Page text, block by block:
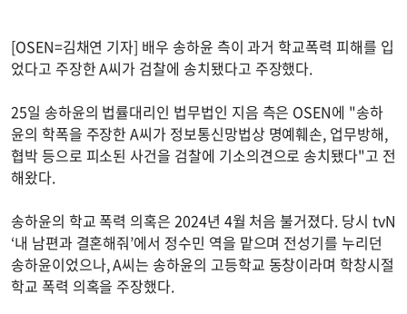
[OSEN=김채연 기자] 배우 송하윤 측이 과거 학교폭력 피해를 입
었다고 주장한 A씨가 검찰에 송치됐다고 주장했다.
25일 송하윤의 법률대리인 법무법인 지음 측은 OSEN에 "송하
윤의 학폭을 주장한 A씨가 정보통신망법상 명예훼손, 업무방해,
협박 등으로 피소된 사건을 검찰에 기소의견으로 송치됐다"고 전
해왔다.
송하윤의 학교 폭력 의혹은 2024년 4월 처음 불거졌다. 당시 tvN
‘내 남편과 결혼해줘’에서 정수민 역을 맡으며 전성기를 누리던
송하윤이었으나, A씨는 송하윤의 고등학교 동창이라며 학창시절
학교 폭력 의혹을 주장했다.